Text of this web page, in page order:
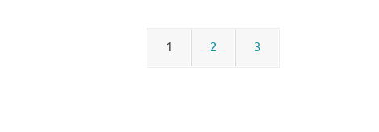
1 2 3